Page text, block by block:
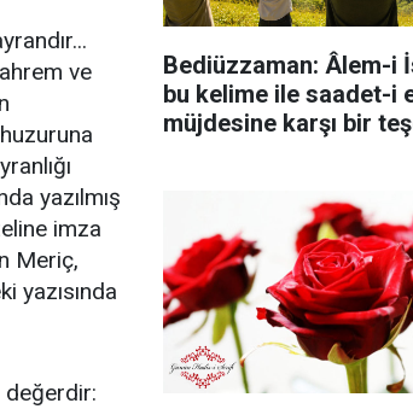
ve
yazılmış
imza
Meriç,
yazısında
değerdir:
Bediüzzaman: Âlem-i
bu kelime ile saadet-i
müjdesine karşı bir